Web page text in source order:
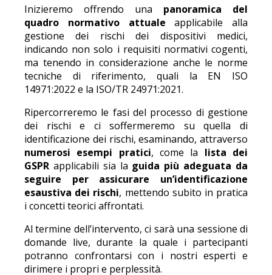
Inizieremo offrendo una panoramica del
quadro normativo attuale applicabile alla
gestione dei rischi dei dispositivi medici,
indicando non solo i requisiti normativi cogenti,
ma tenendo in considerazione anche le norme
tecniche di riferimento, quali la EN ISO
14971:2022 e la ISO/TR 24971:2021.
Ripercorreremo le fasi del processo di gestione
dei rischi e ci soffermeremo su quella di
identificazione dei rischi, esaminando, attraverso
numerosi esempi pratici, come la lista dei
GSPR applicabili sia la guida più adeguata da
seguire per assicurare un’identificazione
esaustiva dei rischi, mettendo subito in pratica
i concetti teorici affrontati.
Al termine dell’intervento, ci sarà una sessione di
domande live, durante la quale i partecipanti
potranno confrontarsi con i nostri esperti e
dirimere i propri e perplessità.